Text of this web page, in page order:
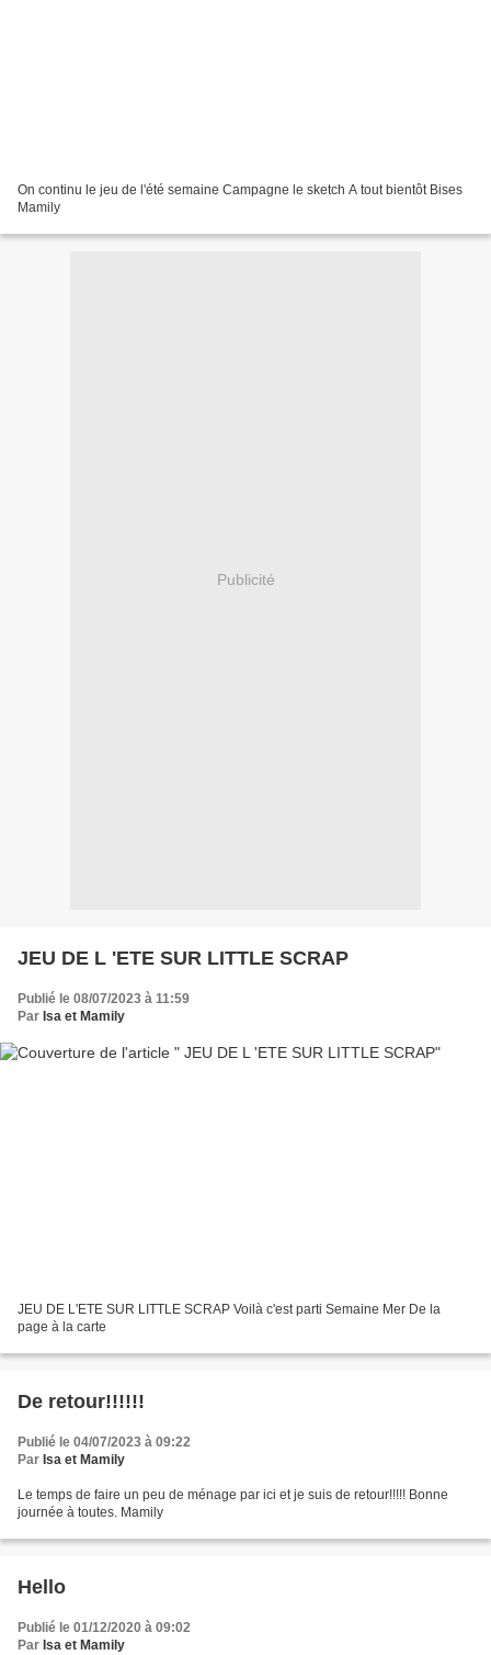
On continu le jeu de l'été semaine Campagne le sketch A tout bientôt Bises
Mamily
Publicité
JEU DE L 'ETE SUR LITTLE SCRAP
Publié le 08/07/2023 à 11:59
Par Isa et Mamily
JEU DE L'ETE SUR LITTLE SCRAP Voilà c'est parti Semaine Mer De la
page à la carte
De retour!!!!!!
Publié le 04/07/2023 à 09:22
Par Isa et Mamily
Le temps de faire un peu de ménage par ici et je suis de retour!!!!! Bonne
journée à toutes. Mamily
Hello
Publié le 01/12/2020 à 09:02
Par Isa et Mamily